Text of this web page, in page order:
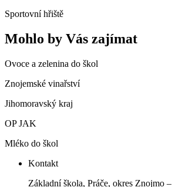
Sportovní hřiště
Mohlo by Vás zajímat
Ovoce a zelenina do škol
Znojemské vinařství
Jihomoravský kraj
OP JAK
Mléko do škol
Kontakt
Základní škola, Práče, okres Znojmo –